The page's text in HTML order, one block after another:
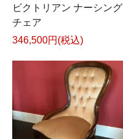
ビクトリアン ナーシング
チェア
346,500円(税込)